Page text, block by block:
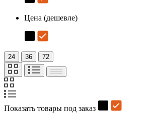
Цена (дешевле)
24 36 72
Показать товары под заказ